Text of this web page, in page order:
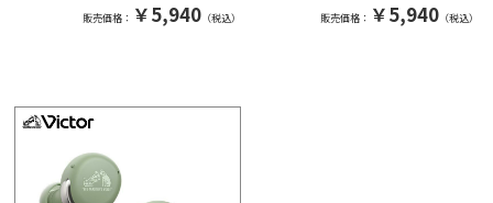
販売価格： ￥5,940（税込） 販売価格： ￥5,940（税込）